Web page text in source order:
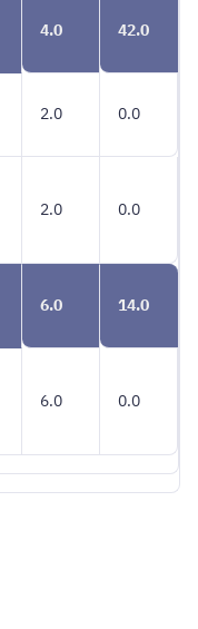
4.0 42.0
2.0 0.0
2.0 0.0
6.0 14.0
6.0 0.0